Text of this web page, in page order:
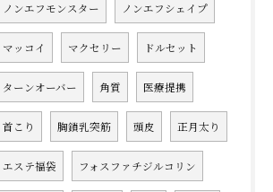
ノンエフモンスター ノンエフシェイプ
マッコイ マクセリー ドルセット
ターンオーバー 角質 医療提携
首こり 胸鎖乳突筋 頭皮 正月太り
エステ福袋 フォスファチジルコリン